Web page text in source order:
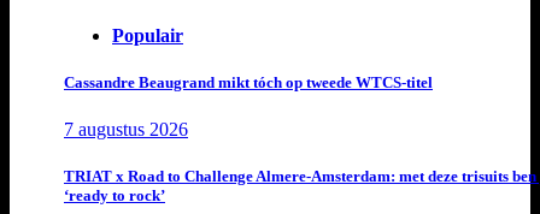
Populair
Cassandre Beaugrand mikt tóch op tweede WTCS-titel
7 augustus 2026
TRIAT x Road to Challenge Almere-Amsterdam: met deze trisuits ben
‘ready to rock’